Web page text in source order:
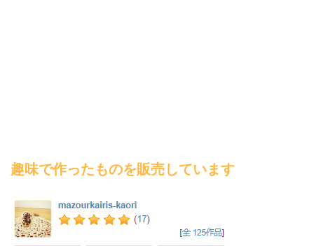
趣味で作ったものを販売しています